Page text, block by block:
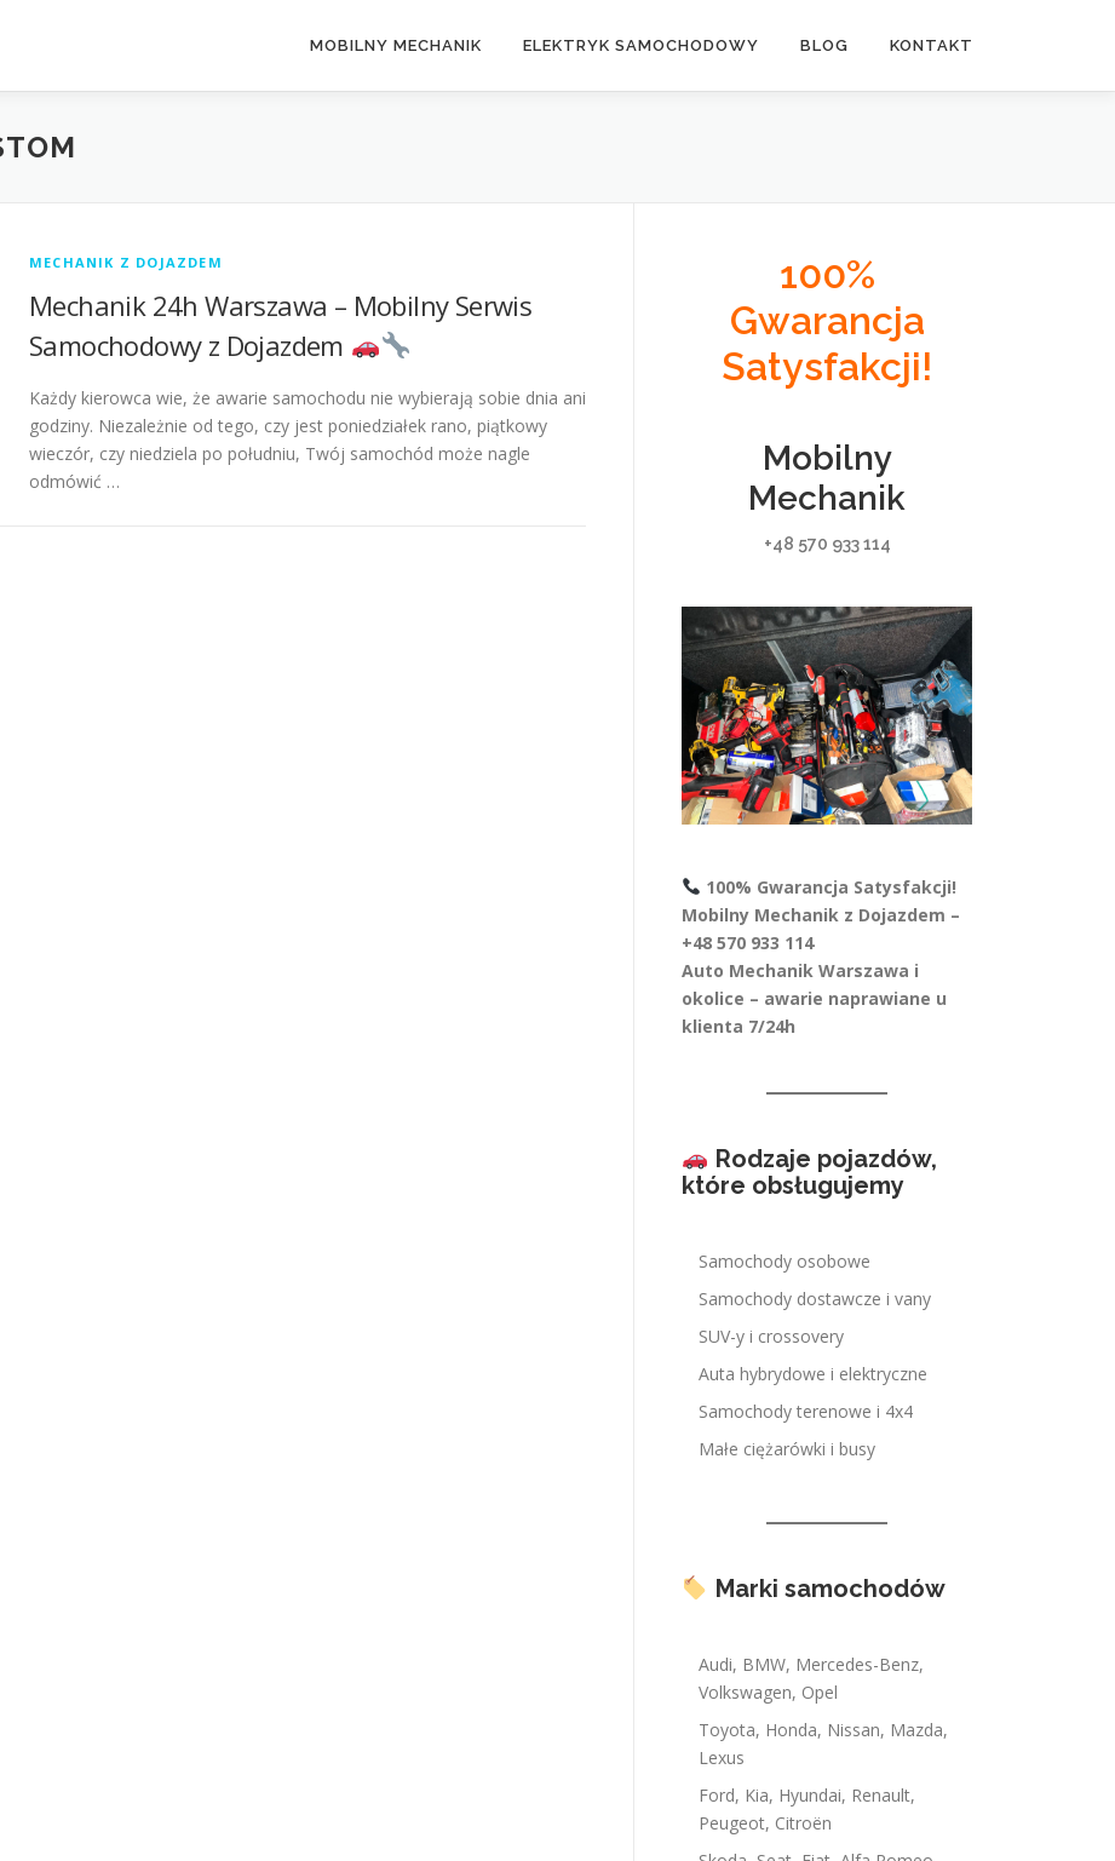
MOBILNY MECHANIK ELEKTRYK SAMOCHODOWY BLOG KONTAKT
MECHANIK Z DOJAZDEM
Mechanik 24h Warszawa – Mobilny Serwis
Samochodowy z Dojazdem
Każdy kierowca wie, że awarie samochodu nie wybierają sobie dnia ani
godziny. Niezależnie od tego, czy jest poniedziałek rano, piątkowy
wieczór, czy niedziela po południu, Twój samochód może nagle
odmówić …
100%
Gwarancja
Satysfakcji!
Mobilny
Mechanik
+48 570 933 114
100% Gwarancja Satysfakcji!
Mobilny Mechanik z Dojazdem –
+48 570 933 114
Auto Mechanik Warszawa i
okolice – awarie naprawiane u
klienta 7/24h
Rodzaje pojazdów,
które obsługujemy
Samochody osobowe
Samochody dostawcze i vany
SUV-y i crossovery
Auta hybrydowe i elektryczne
Samochody terenowe i 4x4
Małe ciężarówki i busy
Marki samochodów
Audi, BMW, Mercedes-Benz,
Volkswagen, Opel
Toyota, Honda, Nissan, Mazda,
Lexus
Ford, Kia, Hyundai, Renault,
Peugeot, Citroën